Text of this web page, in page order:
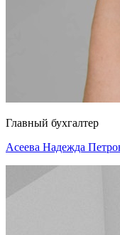
Главный бухгалтер
Асеева Надежда